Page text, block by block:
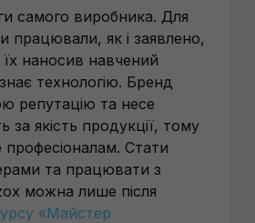
самого виробника. Для
працювали, як і заявлено,
наносив навчений
технологію. Бренд
репутацію та несе
за якість продукції, тому
професіоналам. Стати
та працювати з
можна лише після
«Майстер